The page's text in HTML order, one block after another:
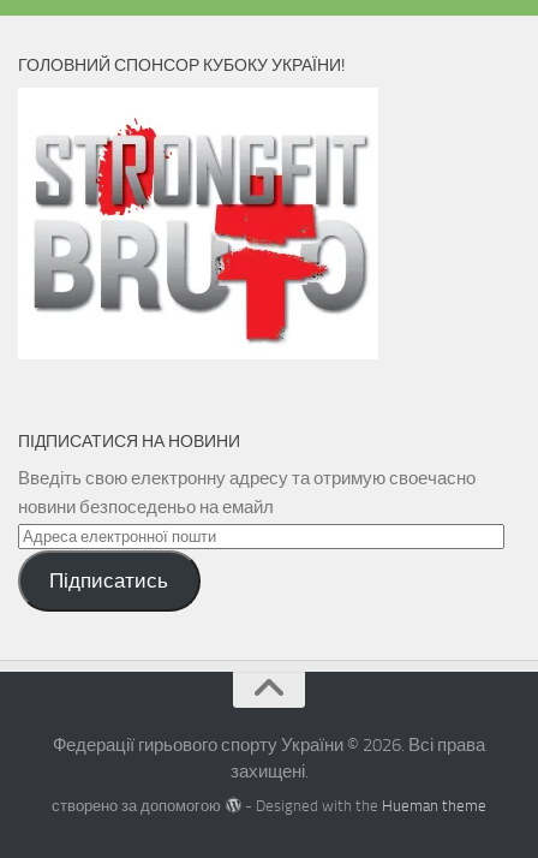
ГОЛОВНИЙ СПОНСОР КУБОКУ УКРАЇНИ!
ПІДПИСАТИСЯ НА НОВИНИ
Введіть свою електронну адресу та отримую своечасно
новини безпоседеньо на емайл
Адреса
електронної
поштиПідписатись
Федерації гирьового спорту України © 2026. Всі права
захищені.
створено за допомогою - Designed with the Hueman theme